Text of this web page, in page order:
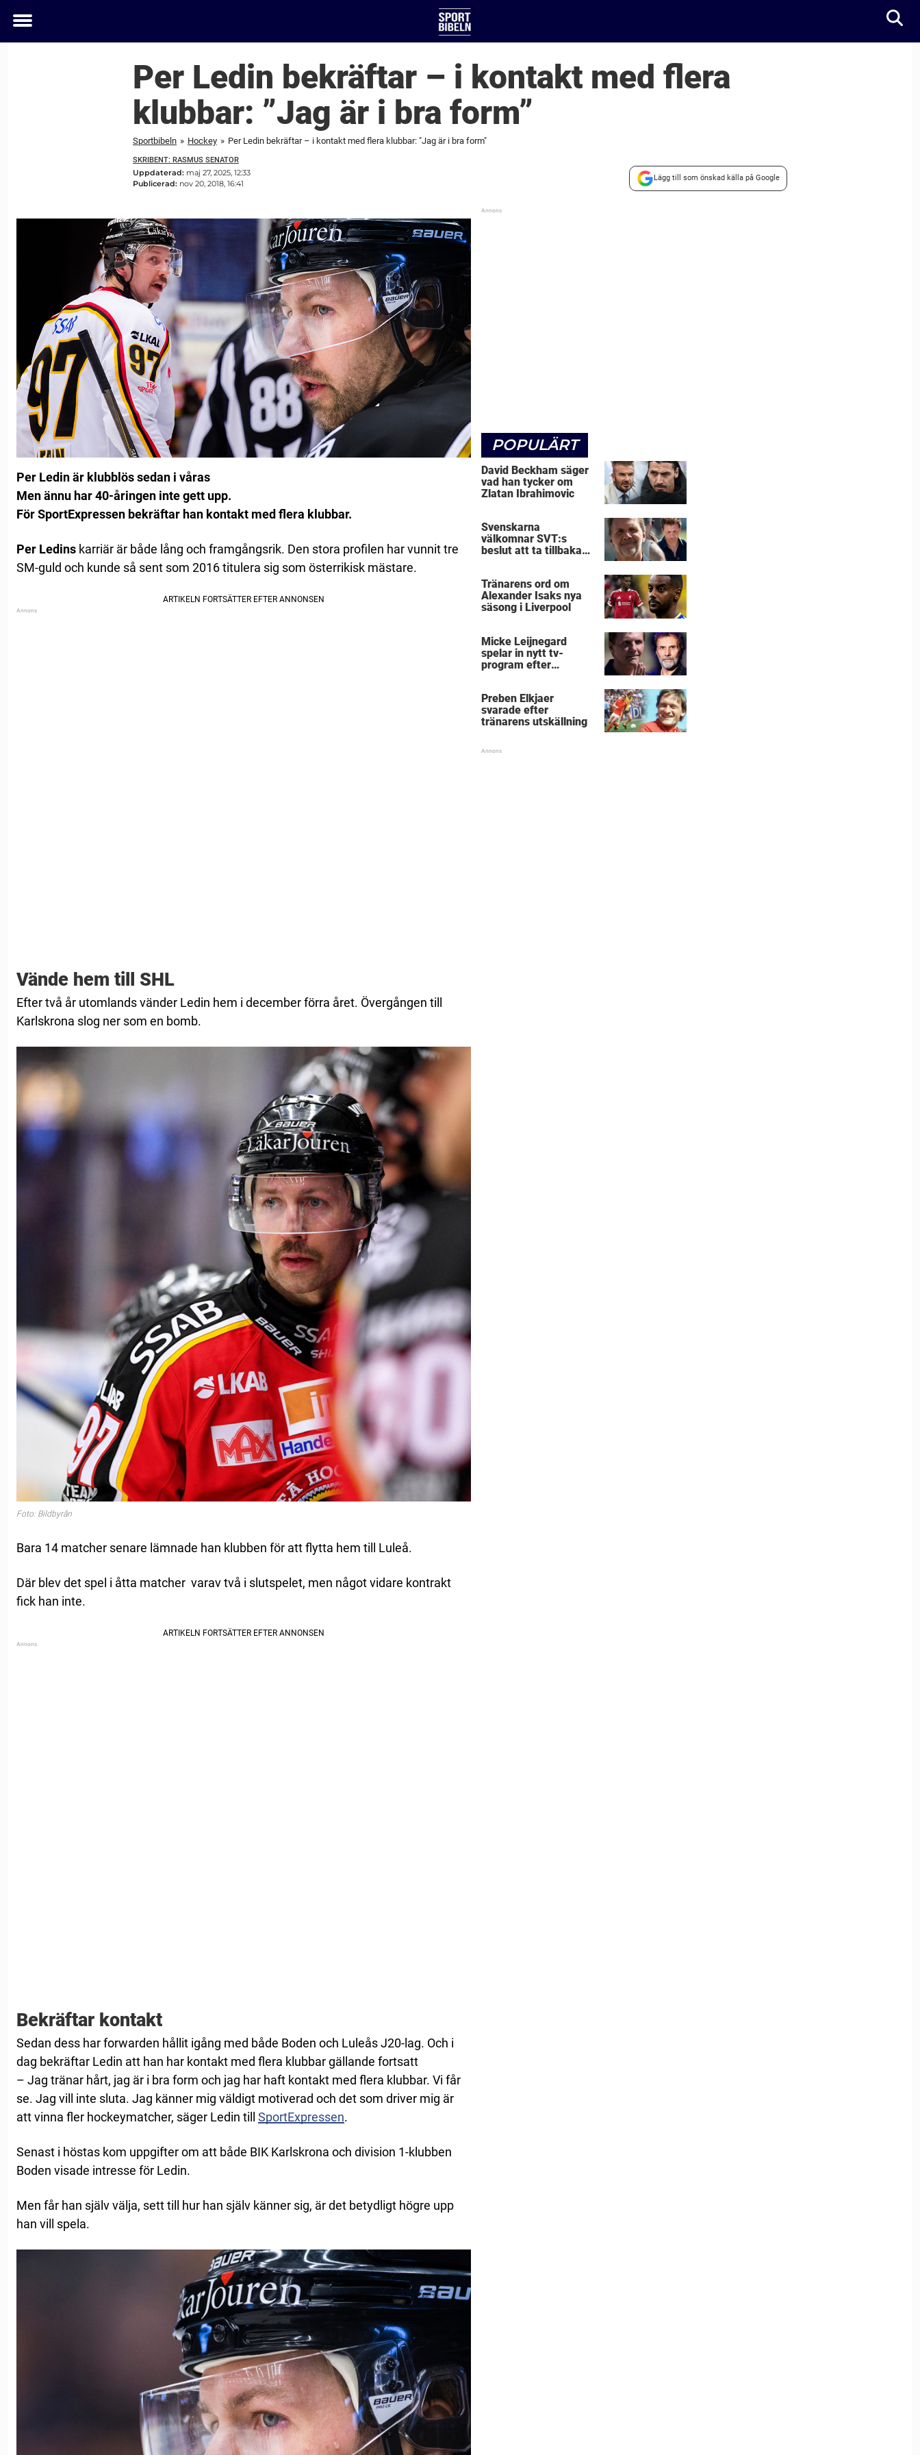
Toggle
Per Ledin bekräftar – i kontakt med flera
klubbar: ”Jag är i bra form”
Sportbibeln » Hockey » Per Ledin bekräftar – i kontakt med flera klubbar: "Jag är i bra form"
SKRIBENT: RASMUS SENATOR
Uppdaterad: maj 27, 2025, 12:33
Publicerad: nov 20, 2018, 16:41
Lägg till som önskad källa på Google
Per Ledin är klubblös sedan i våras
Men ännu har 40-åringen inte gett upp.
För SportExpressen bekräftar han kontakt med flera klubbar.
Per Ledins karriär är både lång och framgångsrik. Den stora profilen har vunnit tre
SM-guld och kunde så sent som 2016 titulera sig som österrikisk mästare.
Vände hem till SHL
Efter två år utomlands vänder Ledin hem i december förra året. Övergången till
Karlskrona slog ner som en bomb.
Foto: Bildbyrån
Bara 14 matcher senare lämnade han klubben för att flytta hem till Luleå.
Där blev det spel i åtta matcher varav två i slutspelet, men något vidare kontrakt
fick han inte.
Bekräftar kontakt
Sedan dess har forwarden hållit igång med både Boden och Luleås J20-lag. Och i
dag bekräftar Ledin att han har kontakt med flera klubbar gällande fortsatt
– Jag tränar hårt, jag är i bra form och jag har haft kontakt med flera klubbar. Vi får
se. Jag vill inte sluta. Jag känner mig väldigt motiverad och det som driver mig är
att vinna fler hockeymatcher, säger Ledin till SportExpressen.
Senast i höstas kom uppgifter om att både BIK Karlskrona och division 1-klubben
Boden visade intresse för Ledin.
Men får han själv välja, sett till hur han själv känner sig, är det betydligt högre upp
han vill spela.
POPULÄRT
David Beckham säger
vad han tycker om
Zlatan Ibrahimovic
Svenskarna
välkomnar SVT:s
beslut att ta tillbaka
Tränarens ord om
Alexander Isaks nya
säsong i Liverpool
Micke Leijnegard
spelar in nytt tv-
program efter
Preben Elkjaer
svarade efter
tränarens utskällning